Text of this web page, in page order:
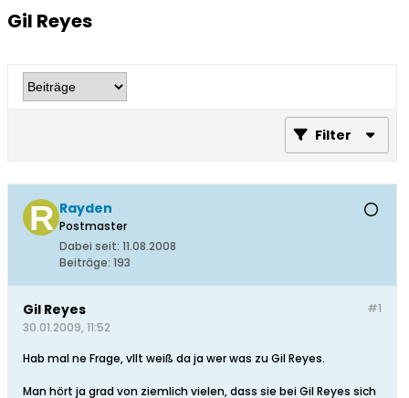
Gil Reyes
Filter
Rayden
Postmaster
Dabei seit: 11.08.2008
Beiträge: 193
#1
Gil Reyes
30.01.2009, 11:52
Hab mal ne Frage, vllt weiß da ja wer was zu Gil Reyes.
Man hört ja grad von ziemlich vielen, dass sie bei Gil Reyes sich